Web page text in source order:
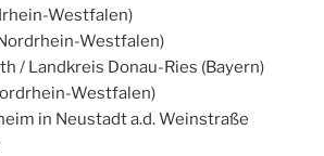
Westfalen)
Westfalen)
/ Landkreis Donau-Ries (Bayern)
Westfalen)
in Neustadt a.d. Weinstraße